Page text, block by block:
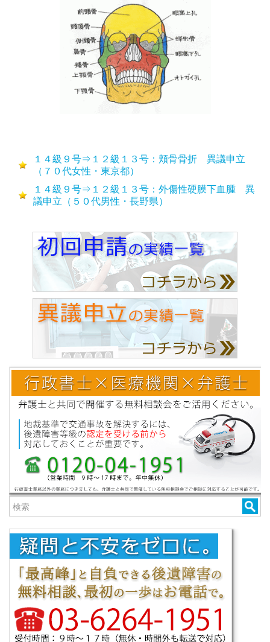
１４級９号⇒１２級１３号：頬骨骨折 異議申立
（７０代女性・東京都）
１４級９号⇒１２級１３号：外傷性硬膜下血腫 異
議申立（５０代男性・長野県）